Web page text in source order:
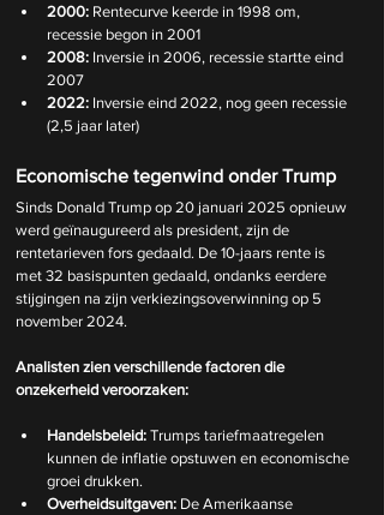
2000: Rentecurve keerde in 1998 om,
recessie begon in 2001
2008: Inversie in 2006, recessie startte eind
2007
2022: Inversie eind 2022, nog geen recessie
(2,5 jaar later)
Economische tegenwind onder Trump
Sinds Donald Trump op 20 januari 2025 opnieuw
werd geïnaugureerd als president, zijn de
rentetarieven fors gedaald. De 10-jaars rente is
met 32 basispunten gedaald, ondanks eerdere
stijgingen na zijn verkiezingsoverwinning op 5
november 2024.
Analisten zien verschillende factoren die
onzekerheid veroorzaken:
Handelsbeleid: Trumps tariefmaatregelen
kunnen de inflatie opstuwen en economische
groei drukken.
Overheidsuitgaven: De Amerikaanse